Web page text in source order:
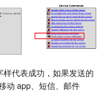
代表成功，如果发送的
动 app、短信、邮件